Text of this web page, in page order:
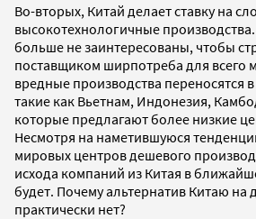
Во-вторых, Китай делает ставку на
высокотехнологичные
больше не заинтересованы, чтобы
поставщиком ширпотреба для всего
вредные производства переносятся
такие как Вьетнам, Индонезия,
которые предлагают более низкие
Несмотря на наметившуюся
мировых центров дешевого
исхода компаний из Китая в
будет. Почему альтернатив Китаю на
практически нет?